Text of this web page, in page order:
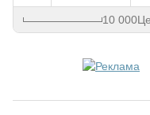
10 000